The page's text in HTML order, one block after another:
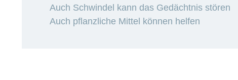
Auch Schwindel kann das Gedächtnis stören
Auch pflanzliche Mittel können helfen